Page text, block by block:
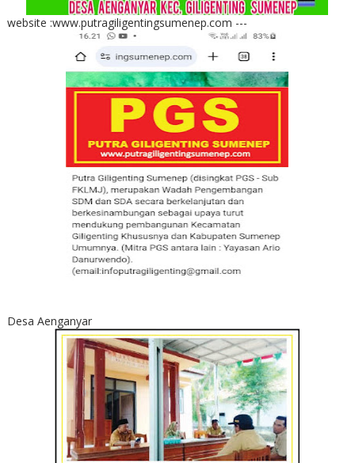
website :www.putragiligentingsumenep.com ---
Desa Aenganyar